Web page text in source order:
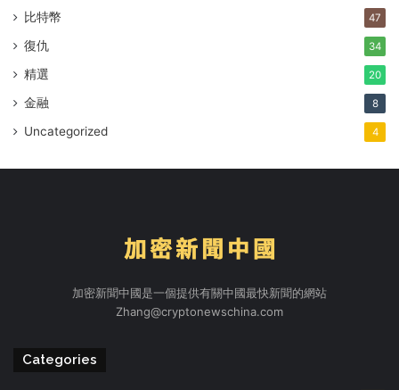
比特幣 47
復仇 34
精選 20
金融 8
Uncategorized 4
加密新聞中國是一個提供有關中國最快新聞的網站
Zhang@cryptonewschina.com
Categories